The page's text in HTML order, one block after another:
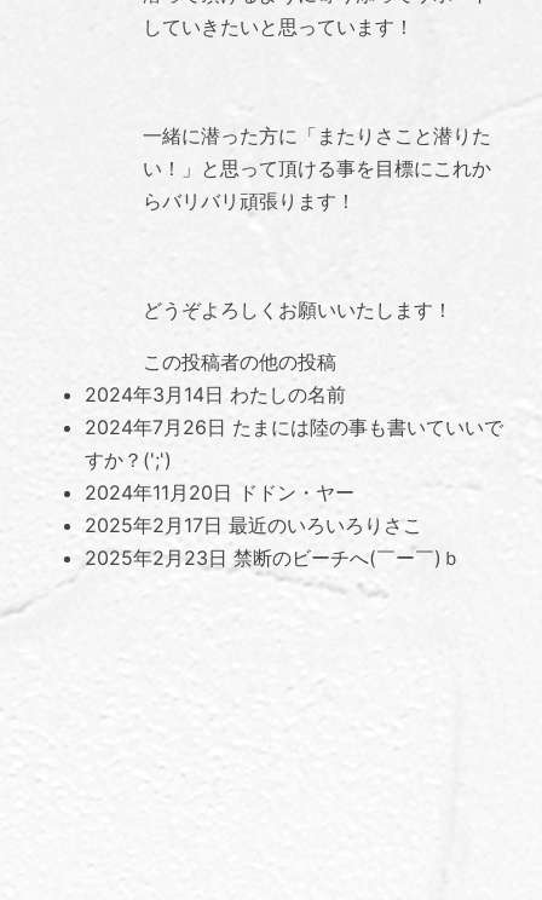
していきたいと思っています！
一緒に潜った方に「またりさこと潜りた
い！」と思って頂ける事を目標にこれか
らバリバリ頑張ります！
どうぞよろしくお願いいたします！
この投稿者の他の投稿
2024年3月14日 わたしの名前
2024年7月26日 たまには陸の事も書いていいで
すか？(';')
2024年11月20日 ドドン・ヤー
2025年2月17日 最近のいろいろりさこ
2025年2月23日 禁断のビーチへ(￣ー￣)ｂ